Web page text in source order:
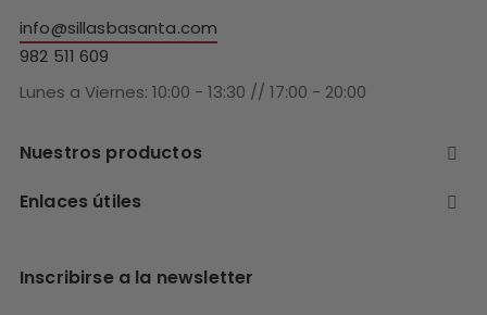
info@sillasbasanta.com
982 511 609
Lunes a Viernes: 10:00 - 13:30 // 17:00 - 20:00
Nuestros productos 
Enlaces útiles 
Inscribirse a la newsletter